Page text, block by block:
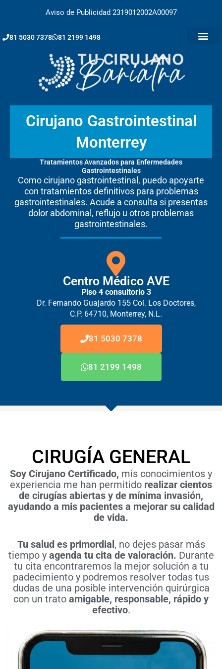
Aviso de Publicidad 2319012002A00097
81 5030 7378 81 2199 1498
Cirujano Gastrointestinal
Monterrey
Tratamientos Avanzados para Enfermedades
Gastrointestinales
Como cirujano gastrointestinal, puedo apoyarte
con tratamientos definitivos para problemas
gastrointestinales. Acude a consulta si presentas
dolor abdominal, reflujo u otros problemas
gastrointestinales.
Centro Médico AVE
Piso 4 consultorio 3
Dr. Fernando Guajardo 155 Col. Los Doctores,
C.P. 64710, Monterrey, N.L.
81 5030 7378
81 2199 1498
CIRUGÍA GENERAL
Soy Cirujano Certificado, mis conocimientos y
experiencia me han permitido realizar cientos
de cirugías abiertas y de mínima invasión,
ayudando a mis pacientes a mejorar su calidad
de vida.
Tu salud es primordial, no dejes pasar más
tiempo y agenda tu cita de valoración. Durante
tu cita encontraremos la mejor solución a tu
padecimiento y podremos resolver todas tus
dudas de una posible intervención quirúrgica
con un trato amigable, responsable, rápido y
efectivo.